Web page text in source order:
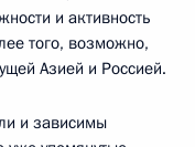
и активность
того, возможно,
Азией и Россией.
и зависимы